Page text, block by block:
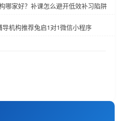
哪家好？补课怎么避开低效补习陷阱
机构推荐兔启1对1微信小程序